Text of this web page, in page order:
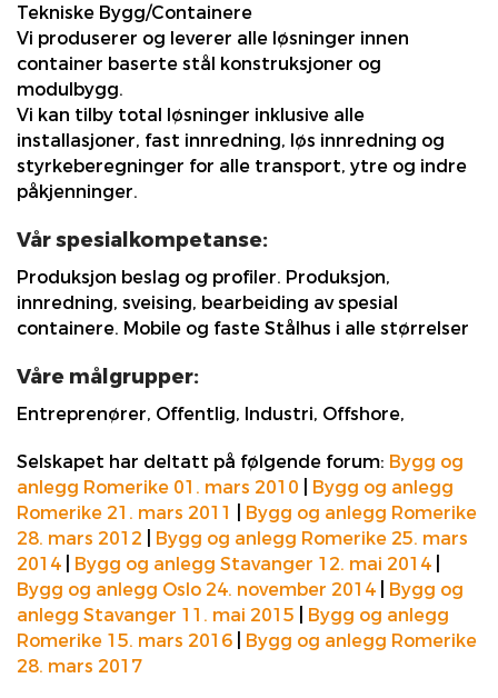
Tekniske Bygg/Containere
Vi produserer og leverer alle løsninger innen
container baserte stål konstruksjoner og
modulbygg.
Vi kan tilby total løsninger inklusive alle
installasjoner, fast innredning, løs innredning og
styrkeberegninger for alle transport, ytre og indre
påkjenninger.
Vår spesialkompetanse:
Produksjon beslag og profiler. Produksjon,
innredning, sveising, bearbeiding av spesial
containere. Mobile og faste Stålhus i alle størrelser
Våre målgrupper:
Entreprenører, Offentlig, Industri, Offshore,
Selskapet har deltatt på følgende forum: Bygg og
anlegg Romerike 01. mars 2010
Bygg og anlegg
Romerike 21. mars 2011
Bygg og anlegg Romerike
28. mars 2012
Bygg og anlegg Romerike 25. mars
2014
Bygg og anlegg Stavanger 12. mai 2014
Bygg og anlegg Oslo 24. november 2014
Bygg og
anlegg Stavanger 11. mai 2015
Bygg og anlegg
Romerike 15. mars 2016
Bygg og anlegg Romerike
28. mars 2017